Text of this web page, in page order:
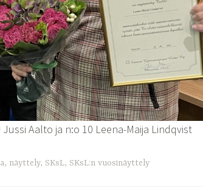
Aalto ja n:o 10 Leena-Maija Lindqvist
, näyttely, SKsL, SKsL:n vuosinäyttely